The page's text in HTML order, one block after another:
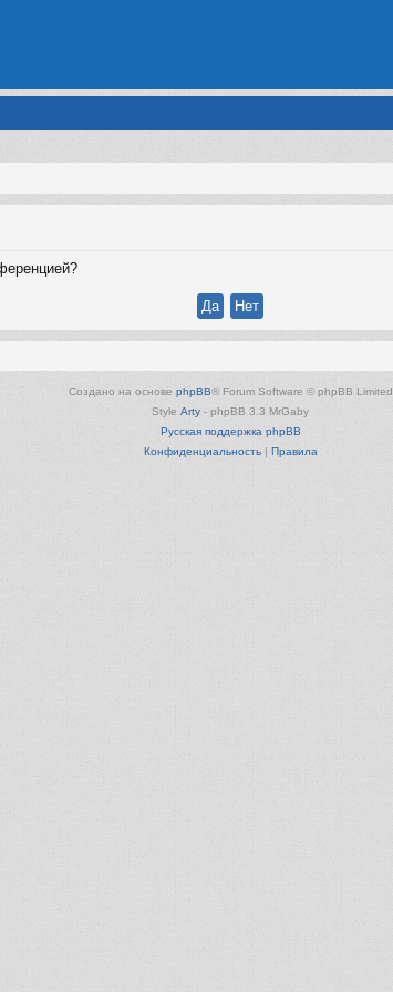
Создано на основе phpBB® Forum Software © phpBB Limited
Style Arty - phpBB 3.3 MrGaby
Русская поддержка phpBB
Конфиденциальность| Правила